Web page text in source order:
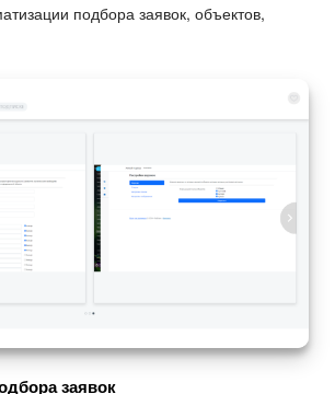
подбора заявок, объектов,
заявок